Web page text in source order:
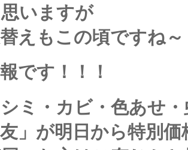
いますが
えもこの頃ですね～
です！！！
ミ・カビ・色あせ
友」が明日から特別